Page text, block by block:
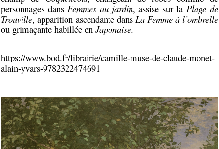
personnages dans Femmes au jardin, assise sur la Plage de
Trouville, apparition ascendante dansLa Femme à l’ombrelle
ou grimaçante habillée en Japonaise.
https://www.bod.fr/librairie/camille-muse-de-claude-monet-
alain-yvars-9782322474691